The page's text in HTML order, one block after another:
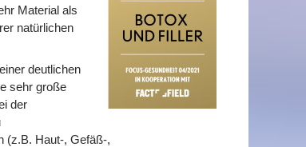
Material als
natürlichen
deutlichen
sehr große
der
(z.B. Haut-, Gefäß-,